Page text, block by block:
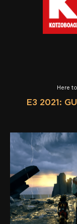
Here
E3 2021: